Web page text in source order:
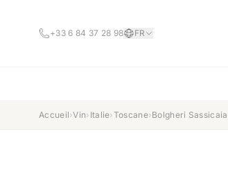
+33 6 84 37 28 98 FR
Accueil›Vin› Italie›Toscane›Bolgheri Sassicaia